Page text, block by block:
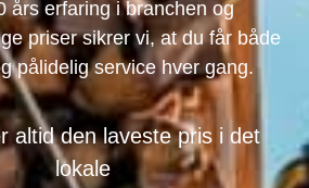
års erfaring i branchen og
priser sikrer vi, at du får både
pålidelig service hver gang.
altid den laveste pris i det
lokale